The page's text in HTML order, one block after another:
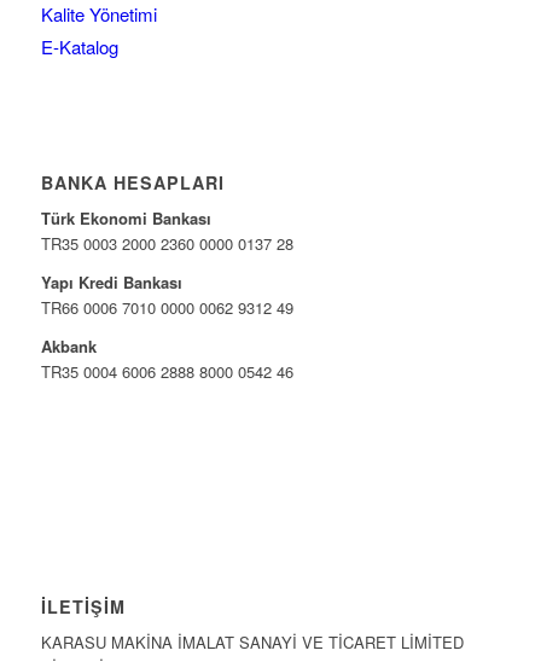
Kalite Yönetimi
E-Katalog
BANKA HESAPLARI
Türk Ekonomi Bankası
TR35 0003 2000 2360 0000 0137 28
Yapı Kredi Bankası
TR66 0006 7010 0000 0062 9312 49
Akbank
TR35 0004 6006 2888 8000 0542 46
İLETIŞIM
KARASU MAKİNA İMALAT SANAYİ VE TİCARET LİMİTED